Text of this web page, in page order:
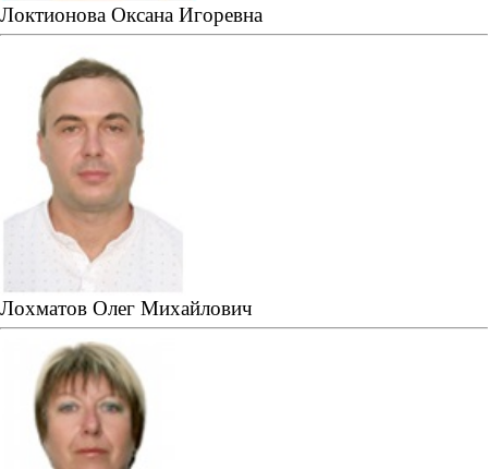
Локтионова Оксана Игоревна
Лохматов Олег Михайлович